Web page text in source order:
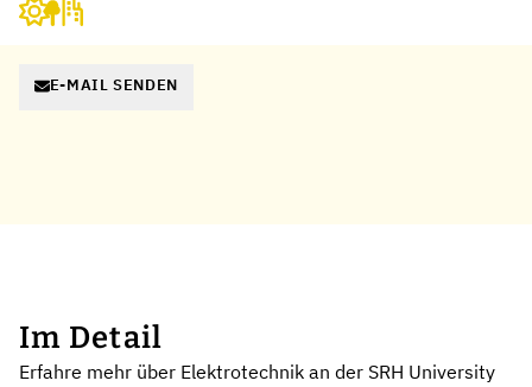
E-MAIL SENDEN
Im Detail
Erfahre mehr über Elektrotechnik an der SRH University